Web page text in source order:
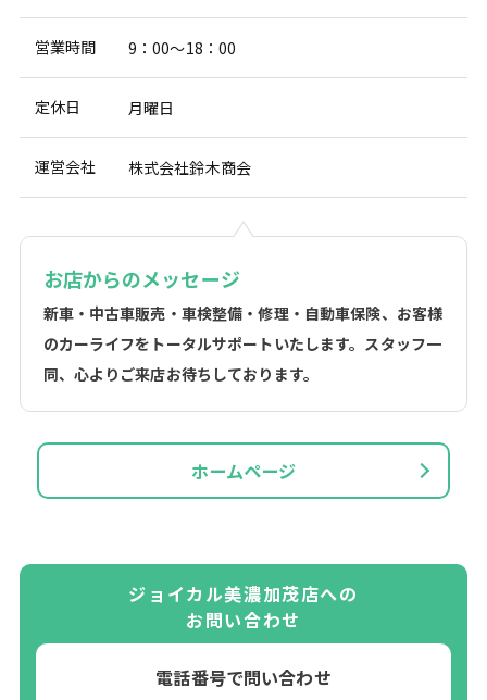
ホームページ
営業時間 9：00～18：00
定休日 月曜日
運営会社 株式会社鈴木商会
お店からのメッセージ
新車・中古車販売・車検整備・修理・自動車保険、お客様
のカーライフをトータルサポートいたします。スタッフ一
同、心よりご来店お待ちしております。
ジョイカル美濃加茂店への
お問い合わせ
電話番号で問い合わせ